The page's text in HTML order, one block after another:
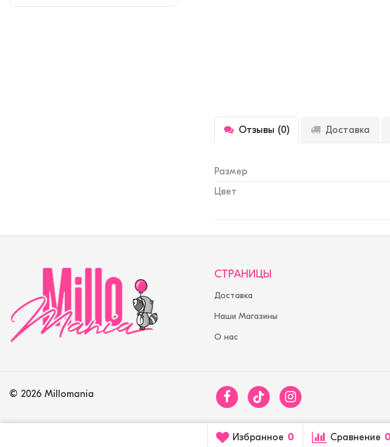
Отзывы (0) Доставка
Размер
Цвет
СТРАНИЦЫ
Доставка
Наши Магазины
О нас
© 2026 Millomania
Избранное 0 Сравнение 0